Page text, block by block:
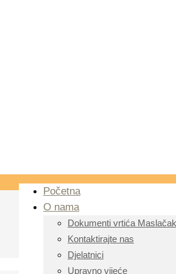
Početna
O nama
Dokumenti vrtića Maslačak
Kontaktirajte nas
Djelatnici
Upravno vijeće